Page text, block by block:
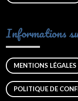
Informations
MENTIONS LÉGALES
POLITIQUE DE